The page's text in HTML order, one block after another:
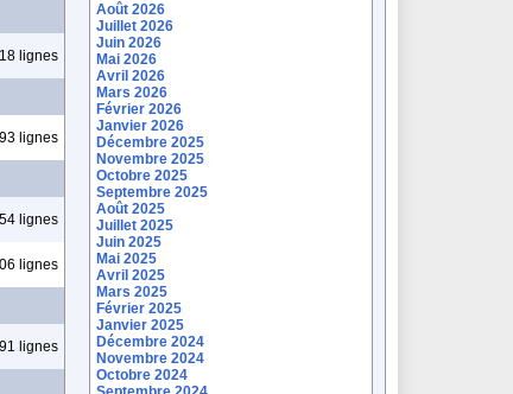
lignes
lignes
lignes
lignes
lignes
Août 2026
Juillet 2026
Juin 2026
Mai 2026
Avril 2026
Mars 2026
Février 2026
Janvier 2026
Décembre 2025
Novembre 2025
Octobre 2025
Septembre 2025
Août 2025
Juillet 2025
Juin 2025
Mai 2025
Avril 2025
Mars 2025
Février 2025
Janvier 2025
Décembre 2024
Novembre 2024
Octobre 2024